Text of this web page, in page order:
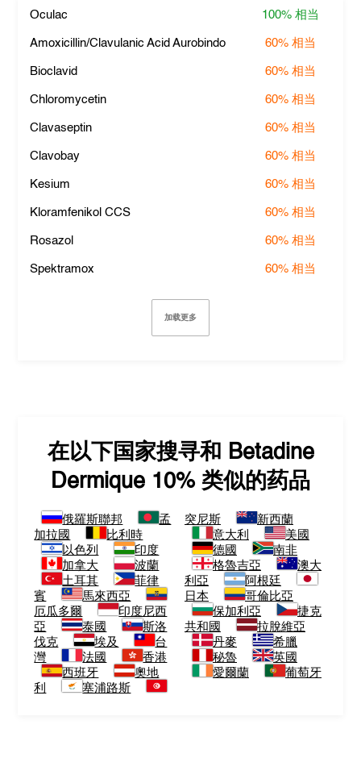
Oculac 100% 相当
Amoxicillin/Clavulanic Acid Aurobindo 60% 相当
Bioclavid 60% 相当
Chloromycetin 60% 相当
Clavaseptin 60% 相当
Clavobay 60% 相当
Kesium 60% 相当
Kloramfenikol CCS 60% 相当
Rosazol 60% 相当
Spektramox 60% 相当
加载更多
在以下国家搜寻和
Betadine
Dermique 10%类似的药品
俄羅斯聯邦
孟
加拉國
比利時
以色列
印度
加拿大
波蘭
土耳其
菲律
賓
馬來西亞
厄瓜多爾
印度尼西
亞
泰國
斯洛
伐克
埃及
台
灣
法國
香港
西班牙
奧地
利
塞浦路斯
突尼斯
新西蘭
意大利
美國
德國
南非
格魯吉亞
澳大
利亞
阿根廷
日本
哥倫比亞
保加利亞
捷克
共和國
拉脫維亞
丹麥
希臘
秘魯
英國
愛爾蘭
葡萄牙